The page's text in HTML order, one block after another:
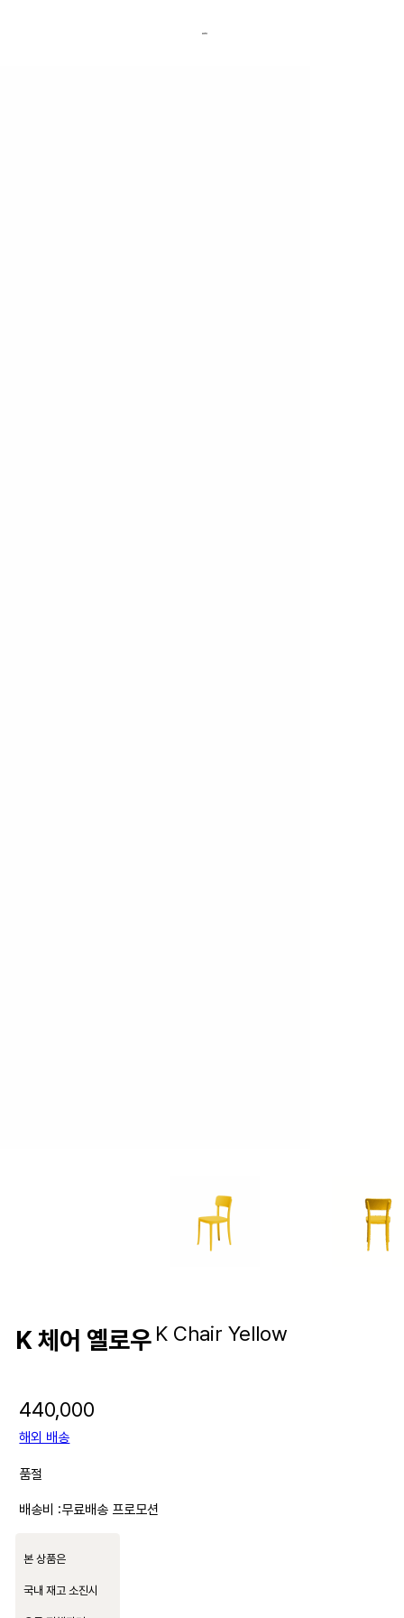
K 체어 옐로우 K Chair Yellow
440,000
해외 배송
품절
배송비 :무료배송 프로모션
본 상품은
국내 재고 소진시